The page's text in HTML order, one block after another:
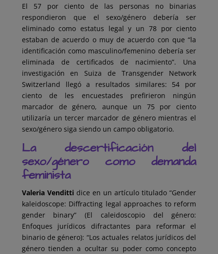
El 57 por ciento de las personas no binarias
respondieron que el sexo/género debería ser
eliminado como estatus legal y un 78 por ciento
estaban de acuerdo o muy de acuerdo con que “la
identificación como masculino/femenino debería ser
eliminada de certificados de nacimiento”. Una
investigación en Suiza de Transgender Network
Switzerland llegó a resultados similares: 54 por
ciento de les encuestades prefirieron ningún
marcador de género, aunque un 75 por ciento
utilizaría un tercer marcador de género mientras el
sexo/género siga siendo un campo obligatorio.
La descertificación del
sexo/género como demanda
feminista
Valeria Venditti dice en un artículo titulado “Gender
kaleidoscope: Diffracting legal approaches to reform
gender binary” (El caleidoscopio del género:
Enfoques jurídicos difractantes para reformar el
binario de género): “Los actuales relatos jurídicos del
género tienden a ocultar su poder como concepto